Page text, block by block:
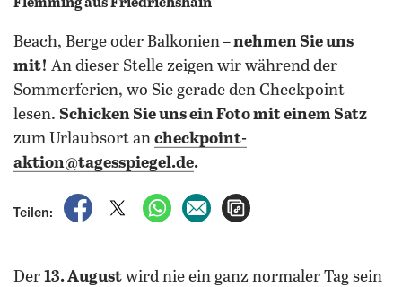
Beach, Berge oder Balkonien– nehmen Sie uns
mit! An dieser Stelle zeigen wir während der
Sommerferien, wo Sie gerade den Checkpoint
lesen. Schicken Sie uns ein Foto mit einem Satz
zum Urlaubsort an checkpoint-
aktion@tagesspiegel.de.
Teilen:
auf Facebook teilen
auf X teilenper WhatsApp teilen
per E-Mail teilen
Der 13. August wird nie ein ganz normaler Tag sein